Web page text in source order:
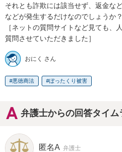
それとも詐欺には該当せず、返金な
などが発生するだけなのでしょうか？
［ネットの質問サイトなど見ても、
質問させていただきました］
おにく さん
悪徳商法 ぼったくり被害
弁護士からの回答タイム
匿名A 弁護士